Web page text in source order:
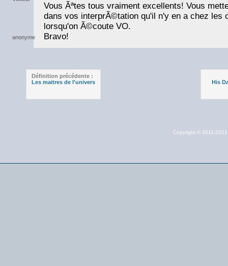
Vous Ãªtes tous vraiment excellents! Vous
dans vos interprÃ©tation qu'il n'y en a chez les
lorsqu'on Ã©coute VO.
Bravo!
Définition précédente :
Les maitres de l'univers
His
Copyright © 2011-